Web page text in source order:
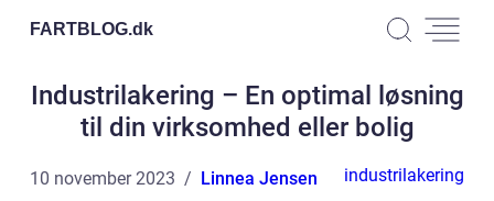
FARTBLOG.dk
Industrilakering – En optimal løsning
til din virksomhed eller bolig
10 november 2023 Linnea Jensen industrilakering